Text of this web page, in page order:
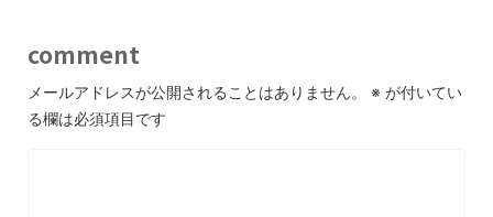
comment
メールアドレスが公開されることはありません。 ※ が付いてい
る欄は必須項目です